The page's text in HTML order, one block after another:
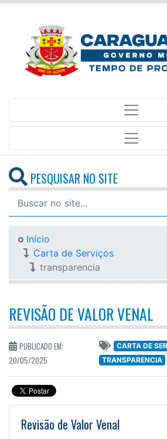
PESQUISAR NO SITE
Início
Carta de Serviços
transparencia
REVISÃO DE VALOR VENAL
PUBLICADO EM:
20/05/2025
CARTA DE
TRANSPARENCIA
Revisão de Valor Venal